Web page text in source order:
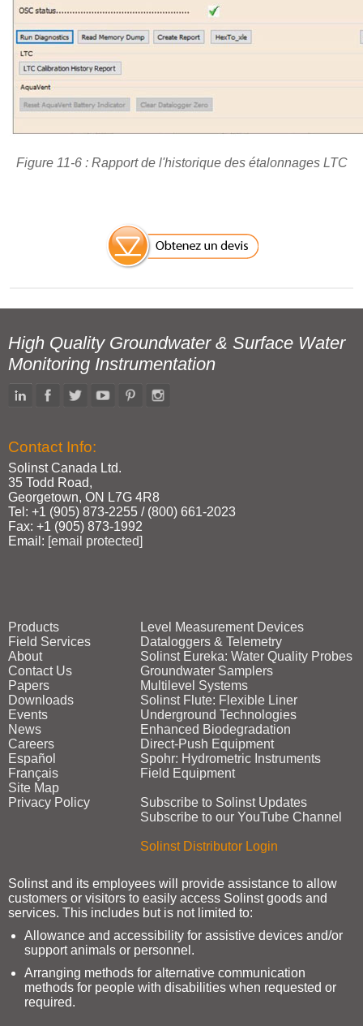
Figure 11-6 : Rapport de l'historique des étalonnages LTC
High Quality Groundwater & Surface Water
Monitoring Instrumentation
Contact Info:
Solinst Canada Ltd.
35 Todd Road,
Georgetown, ON L7G 4R8
Tel: +1 (905) 873‑2255 / (800) 661‑2023
Fax: +1 (905) 873‑1992
Email: [email protected]
Products
Field Services
About
Contact Us
Papers
Downloads
Events
News
Careers
Español
Français
Site Map
Privacy Policy
Level Measurement Devices
Dataloggers & Telemetry
Solinst Eureka: Water Quality Probes
Groundwater Samplers
Multilevel Systems
Solinst Flute: Flexible Liner
Underground Technologies
Enhanced Biodegradation
Direct‑Push Equipment
Spohr: Hydrometric Instruments
Field Equipment
Subscribe to Solinst Updates
Subscribe to our YouTube Channel
Solinst Distributor Login
Solinst and its employees will provide assistance to allow
customers or visitors to easily access Solinst goods and
services. This includes but is not limited to:
Allowance and accessibility for assistive devices and/or
support animals or personnel.
Arranging methods for alternative communication
methods for people with disabilities when requested or
required.